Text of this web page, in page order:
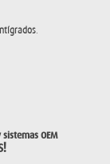
OEM